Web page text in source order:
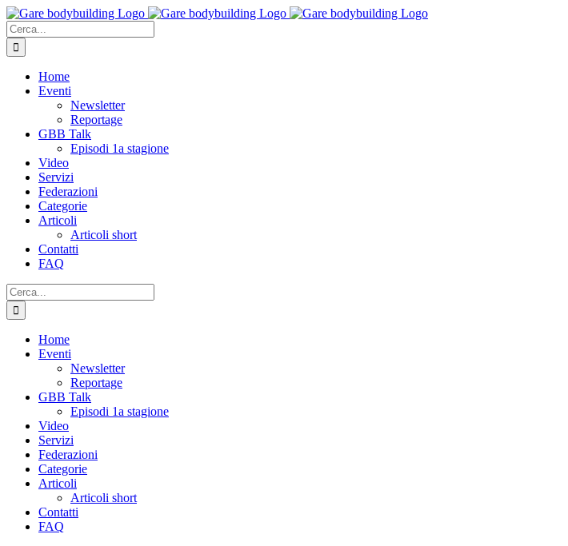
Salta
al
contenuto
Cerca
per:
Home
Eventi
Newsletter
Reportage
GBB Talk
Episodi 1a stagione
Video
Servizi
Federazioni
Categorie
Articoli
Articoli short
Contatti
FAQ
Cerca
per:
Home
Eventi
Newsletter
Reportage
GBB Talk
Episodi 1a stagione
Video
Servizi
Federazioni
Categorie
Articoli
Articoli short
Contatti
FAQ